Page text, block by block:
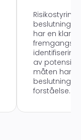
Risikostyring
har en klar
av
måten har
forståelse.